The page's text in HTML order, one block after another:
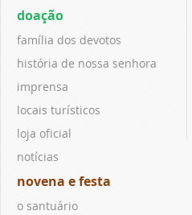
doação
família dos devotos
história de nossa senhora
imprensa
locais turísticos
loja oficial
notícias
novena e festa
o santuário